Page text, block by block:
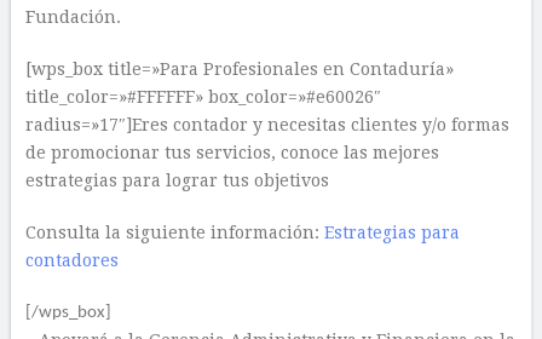
Fundación.
[wps_box title=»Para Profesionales en Contaduría»
title_color=»#FFFFFF» box_color=»#e60026″
radius=»17″]Eres contador y necesitas clientes y/o formas
de promocionar tus servicios, conoce las mejores
estrategias para lograr tus objetivos
Consulta la siguiente información: Estrategias para
contadores
[/wps_box]